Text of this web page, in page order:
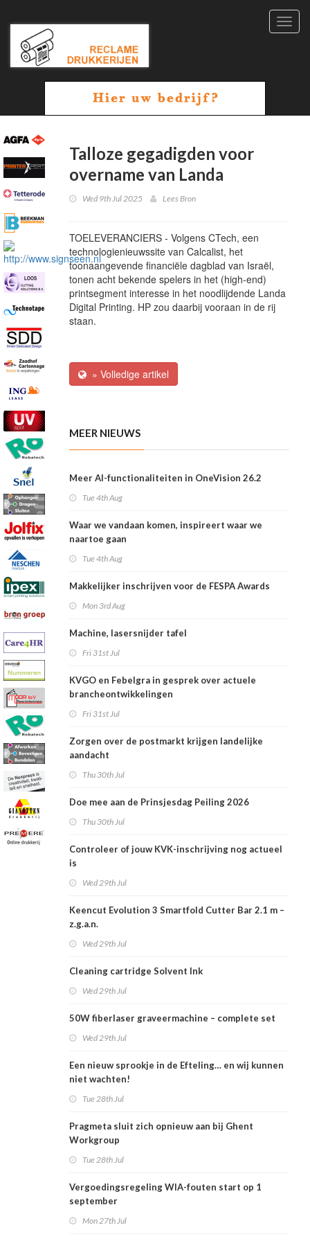
Talloze gegadigden voor
overname van Landa
Wed 9th Jul 2025 Lees Bron
TOELEVERANCIERS - Volgens CTech, een
technologienieuwssite van Calcalist, het
toonaangevende financiële dagblad van Israël,
tonen acht bekende spelers in het (high-end)
printsegment interesse in het noodlijdende Landa
Digital Printing. HP zou daarbij vooraan in de rij
staan.
» Volledige artikel
MEER NIEUWS
Meer AI-functionaliteiten in OneVision 26.2
Tue 4th Aug
Waar we vandaan komen, inspireert waar we
naartoe gaan
Tue 4th Aug
Makkelijker inschrijven voor de FESPA Awards
Mon 3rd Aug
Machine, lasersnijder tafel
Fri 31st Jul
KVGO en Febelgra in gesprek over actuele
brancheontwikkelingen
Fri 31st Jul
Zorgen over de postmarkt krijgen landelijke
aandacht
Thu 30th Jul
Doe mee aan de Prinsjesdag Peiling 2026
Thu 30th Jul
Controleer of jouw KVK-inschrijving nog actueel
is
Wed 29th Jul
Keencut Evolution 3 Smartfold Cutter Bar 2.1 m –
z.g.a.n.
Wed 29th Jul
Cleaning cartridge Solvent Ink
Wed 29th Jul
50W fiberlaser graveermachine – complete set
Wed 29th Jul
Een nieuw sprookje in de Efteling… en wij kunnen
niet wachten!
Tue 28th Jul
Pragmeta sluit zich opnieuw aan bij Ghent
Workgroup
Tue 28th Jul
Vergoedingsregeling WIA-fouten start op 1
september
Mon 27th Jul